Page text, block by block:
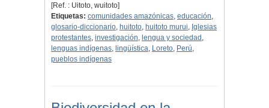
[Ref. : Uitoto, wuitoto]
Etiquetas: comunidades amazónicas, educación,
glosario-diccionario, huitoto, huitoto murui, Iglesias
protestantes, investigación, lengua y sociedad ,
lenguas indígenas, lingüística, Loreto, Perú,
pueblos indígenas